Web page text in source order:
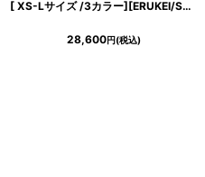
[ XS-Lサイズ /3カラー][ERUKEI/SETTAN]レース・シアー・スカラップノースリーブ・Aライン・ミディアムドレス・ワンピース[送料無料]
28,600円(税込)